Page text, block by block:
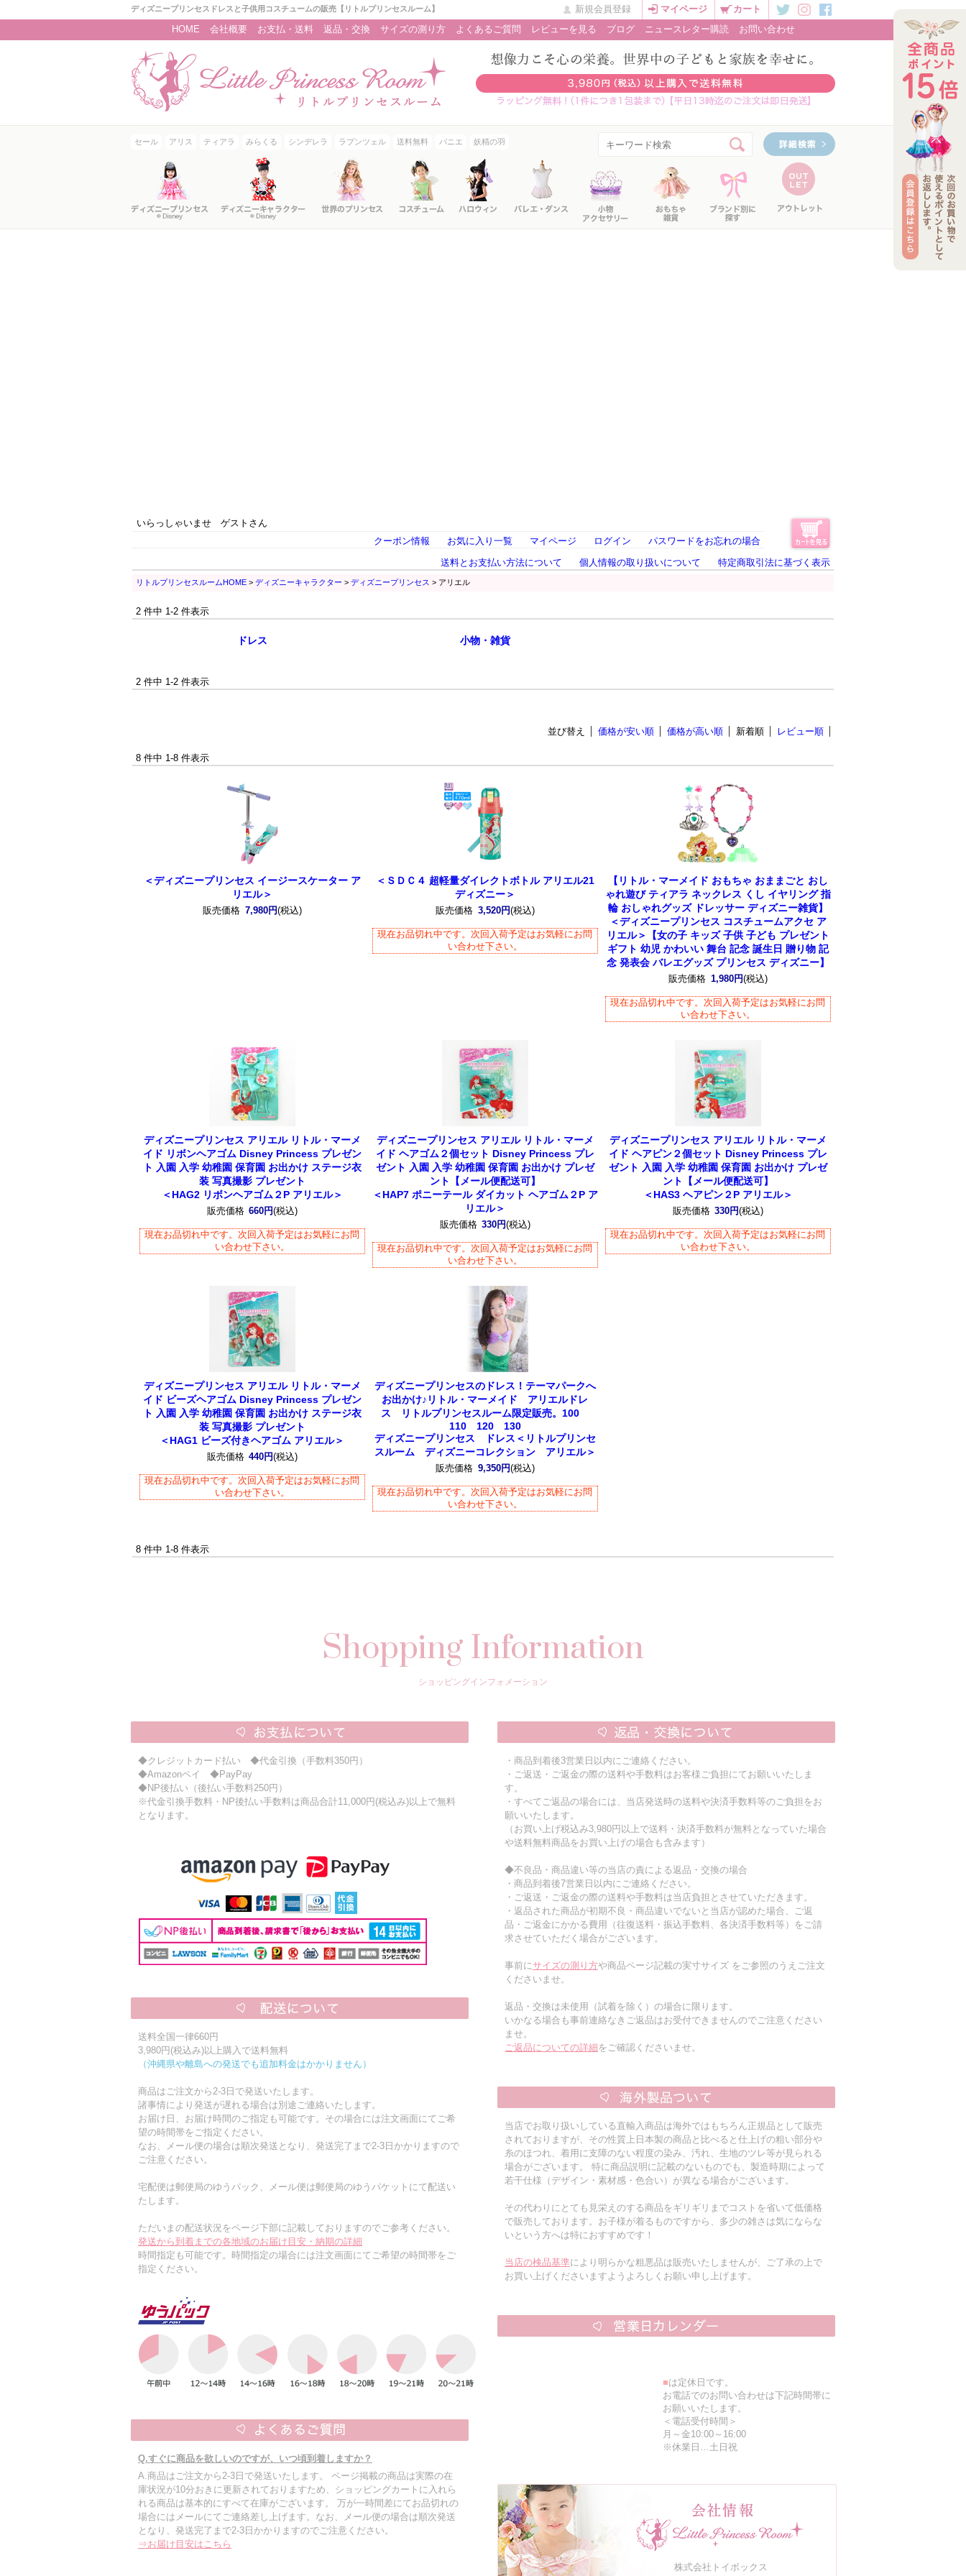
ディズニープリンセスドレスと子供用コスチュームの販売【リトルプリンセスルーム】 新規会員登録 マイページ
カート
HOME
会社概要 お支払・送料 返品・交換 サイズの測り方 よくあるご質問 レビューを見る ブログ ニュースレター購読 お問い合わせ
セール アリス ティアラ みらくる シンデレラ ラプンツェル 送料無料 パニエ 妖精の羽
いらっしゃいませ ゲストさん
クーポン情報
お気に入り一覧 マイページ ログイン
パスワードをお忘れの場合
送料とお支払い方法について
個人情報の取り扱いについて 特定商取引法に基づく表示
リトルプリンセスルームHOME > ディズニーキャラクター > ディズニープリンセス > アリエル
2 件中 1-2 件表示
ドレス 小物・雑貨
2 件中 1-2 件表示
並び替え 価格が安い順 価格が高い順 新着順 レビュー順
8 件中 1-8 件表示
＜ディズニープリンセス イージースケーター ア
リエル＞
販売価格 7,980円(税込)
＜ＳＤＣ４ 超軽量ダイレクトボトル アリエル21
ディズニー＞
販売価格 3,520円(税込)
現在お品切れ中です。次回入荷予定はお気軽にお問
い合わせ下さい。
【リトル・マーメイド おもちゃ おままごと おし
ゃれ遊び ティアラ ネックレス くし イヤリング 指
輪 おしゃれグッズ ドレッサー ディズニー雑貨】
＜ディズニープリンセス コスチュームアクセ ア
リエル＞【女の子 キッズ 子供 子ども プレゼント
ギフト 幼児 かわいい 舞台 記念 誕生日 贈り物 記
念 発表会 バレエグッズ プリンセス ディズニー】
販売価格 1,980円(税込)
現在お品切れ中です。次回入荷予定はお気軽にお問
い合わせ下さい。
ディズニープリンセス アリエル リトル・マーメ
イド リボンヘアゴム Disney Princess プレゼン
ト 入園 入学 幼稚園 保育園 お出かけ ステージ衣
装 写真撮影 プレゼント
＜HAG2 リボンヘアゴム２P アリエル＞
販売価格 660円(税込)
現在お品切れ中です。次回入荷予定はお気軽にお問
い合わせ下さい。
ディズニープリンセス アリエル リトル・マーメ
イド ヘアゴム２個セット Disney Princess プレ
ゼント 入園 入学 幼稚園 保育園 お出かけ プレゼ
ント【メール便配送可】
＜HAP7 ポニーテール ダイカット ヘアゴム２P ア
リエル＞
販売価格 330円(税込)
現在お品切れ中です。次回入荷予定はお気軽にお問
い合わせ下さい。
ディズニープリンセス アリエル リトル・マーメ
イド ヘアピン２個セット Disney Princess プレ
ゼント 入園 入学 幼稚園 保育園 お出かけ プレゼ
ント【メール便配送可】
＜HAS3 ヘアピン２P アリエル＞
販売価格 330円(税込)
現在お品切れ中です。次回入荷予定はお気軽にお問
い合わせ下さい。
ディズニープリンセス アリエル リトル・マーメ
イド ビーズヘアゴム Disney Princess プレゼン
ト 入園 入学 幼稚園 保育園 お出かけ ステージ衣
装 写真撮影 プレゼント
＜HAG1 ビーズ付きヘアゴム アリエル＞
販売価格 440円(税込)
現在お品切れ中です。次回入荷予定はお気軽にお問
い合わせ下さい。
ディズニープリンセスのドレス！テーマパークへ
お出かけ♪リトル・マーメイド アリエルドレ
ス リトルプリンセスルーム限定販売。100
110 120 130
ディズニープリンセス ドレス＜リトルプリンセ
スルーム ディズニーコレクション アリエル＞
販売価格 9,350円(税込)
現在お品切れ中です。次回入荷予定はお気軽にお問
い合わせ下さい。
8 件中 1-8 件表示
Shopping Information
ショッピングインフォメーション
◆クレジットカード払い ◆代金引換（手数料350円）
◆Amazonペイ ◆PayPay
◆NP後払い（後払い手数料250円）
※代金引換手数料・NP後払い手数料は商品合計11,000円(税込み)以上で無料
となります。
送料全国一律660円
3,980円(税込み)以上購入で送料無料
（沖縄県や離島への発送でも追加料金はかかりません）
商品はご注文から2-3日で発送いたします。
諸事情により発送が遅れる場合は別途ご連絡いたします。
お届け日、お届け時間のご指定も可能です。その場合には注文画面にてご希
望の時間帯をご指定ください。
なお、メール便の場合は順次発送となり、発送完了まで2-3日かかりますので
ご注意ください。
宅配便は郵便局のゆうパック、メール便は郵便局のゆうパケットにて配送い
たします。
ただいまの配送状況をページ下部に記載しておりますのでご参考ください。
発送から到着までの各地域のお届け目安・納期の詳細
時間指定も可能です。時間指定の場合には注文画面にてご希望の時間帯をご
指定ください。
Q.すぐに商品を欲しいのですが、いつ頃到着しますか？
A.商品はご注文から2-3日で発送いたします。 ページ掲載の商品は実際の在
庫状況が10分おきに更新されておりますため、ショッピングカートに入れら
れる商品は基本的にすべて在庫がございます。 万が一時間差にてお品切れの
場合にはメールにてご連絡差し上げます。なお、メール便の場合は順次発送
となり、発送完了まで2-3日かかりますのでご注意ください。
⇒お届け目安はこちら
・商品到着後3営業日以内にご連絡ください。
・ご返送・ご返金の際の送料や手数料はお客様ご負担にてお願いいたしま
す。
・すべてご返品の場合には、当店発送時の送料や決済手数料等のご負担をお
願いいたします。
（お買い上げ税込み3,980円以上で送料・決済手数料が無料となっていた場合
や送料無料商品をお買い上げの場合も含みます）
◆不良品・商品違い等の当店の責による返品・交換の場合
・商品到着後7営業日以内にご連絡ください。
・ご返送・ご返金の際の送料や手数料は当店負担とさせていただきます。
・返品された商品が初期不良・商品違いでないと当店が認めた場合、ご返
品・ご返金にかかる費用（往復送料・振込手数料、各決済手数料等）をご請
求させていただく場合がございます。
事前にサイズの測り方や商品ページ記載の実寸サイズ をご参照のうえご注文
くださいませ。
返品・交換は未使用（試着を除く）の場合に限ります。
いかなる場合も事前連絡なきご返品はお受付できませんのでご注意ください
ませ。
ご返品についての詳細をご確認くださいませ。
当店でお取り扱いしている直輸入商品は海外ではもちろん正規品として販売
されておりますが、その性質上日本製の商品と比べると仕上げの粗い部分や
糸のほつれ、着用に支障のない程度の染み、汚れ、生地のツレ等が見られる
場合がございます。 特に商品説明に記載のないものでも、製造時期によって
若干仕様（デザイン・素材感・色合い）が異なる場合がございます。
その代わりにとても見栄えのする商品をギリギリまでコストを省いて低価格
で販売しております。お子様が着るものですから、多少の雑さは気にならな
いという方へは特におすすめです！
当店の検品基準により明らかな粗悪品は販売いたしませんが、ご了承の上で
お買い上げくださいますようよろしくお願い申し上げます。
■は定休日です。
お電話でのお問い合わせは下記時間帯に
お願いいたします。
＜電話受付時間＞
月～金10:00～16:00
※休業日…土日祝
株式会社トイボックス